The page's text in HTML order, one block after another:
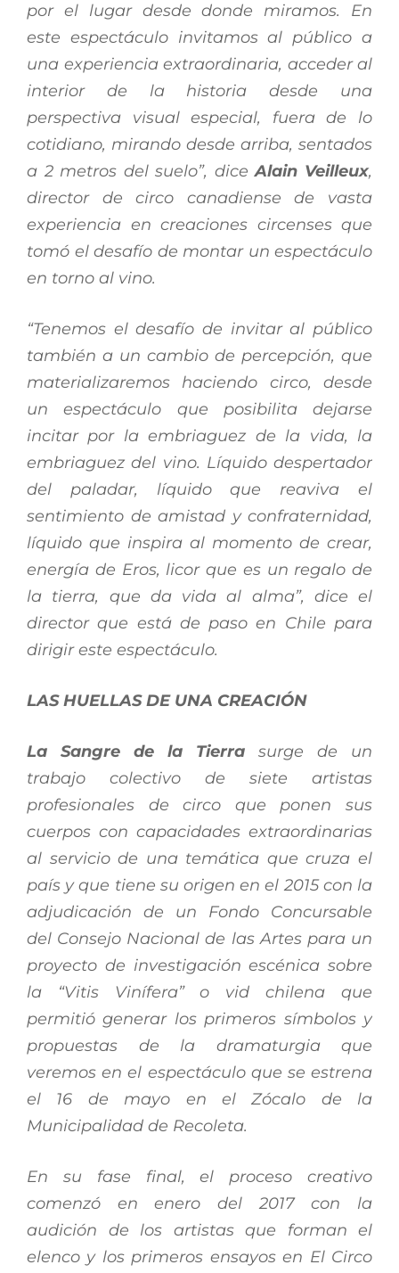
por el lugar desde donde miramos. En
este espectáculo invitamos al público a
una experiencia extraordinaria, acceder al
interior de la historia desde una
perspectiva visual especial, fuera de lo
cotidiano, mirando desde arriba, sentados
a 2 metros del suelo”, diceAlain Veilleux,
director de circo canadiense de vasta
experiencia en creaciones circenses que
tomó el desafío de montar un espectáculo
en torno al vino.
“Tenemos el desafío de invitar al público
también a un cambio de percepción, que
materializaremos haciendo circo, desde
un espectáculo que posibilita dejarse
incitar por la embriaguez de la vida, la
embriaguez del vino. Líquido despertador
del paladar, líquido que reaviva el
sentimiento de amistad y confraternidad,
líquido que inspira al momento de crear,
energía de Eros, licor que es un regalo de
la tierra, que da vida al alma”, dice el
director que está de paso en Chile para
dirigir este espectáculo.
LAS HUELLAS DE UNA CREACIÓN
La Sangre de la Tierra surge de un
trabajo colectivo de siete artistas
profesionales de circo que ponen sus
cuerpos con capacidades extraordinarias
al servicio de una temática que cruza el
país y que tiene su origen en el 2015 con la
adjudicación de un Fondo Concursable
del Consejo Nacional de las Artes para un
proyecto de investigación escénica sobre
la “Vitis Vinífera” o vid chilena que
permitió generar los primeros símbolos y
propuestas de la dramaturgia que
veremos en el espectáculo que se estrena
el 16 de mayo en el Zócalo de la
Municipalidad de Recoleta.
En su fase final, el proceso creativo
comenzó en enero del 2017 con la
audición de los artistas que forman el
elenco y los primeros ensayos en El Circo